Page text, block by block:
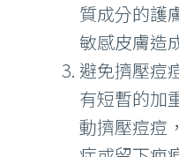
質成分的護
敏感皮膚造
避免擠壓痘
有短暫的加
動擠壓痘痘